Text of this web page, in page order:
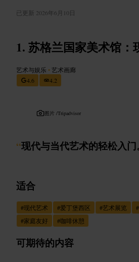
已更新 2026年6月10日
苏格兰国家美术馆：
艺术与娱乐 • 艺术画廊
4.6
4.2
图片 /Tripadvisor
“现代与当代艺术的轻松入门
适合
#现代艺术 #爱丁堡西区 #艺术展览 #
#家庭友好 #咖啡休憩
可期待的内容